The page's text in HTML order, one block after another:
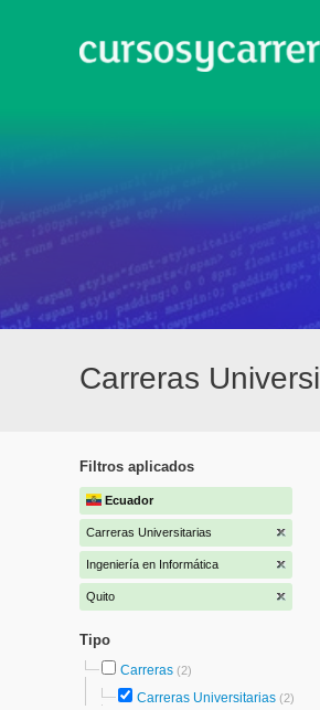
Carreras
Filtros aplicados
Ecuador
Carreras Universitarias
Ingeniería en Informática
Quito
Tipo
Carreras (2)
Carreras Universitarias (2)